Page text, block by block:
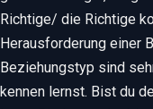
Richtige/ die Richtige
Herausforderung einer
Beziehungstyp sind
kennen lernst. Bist du